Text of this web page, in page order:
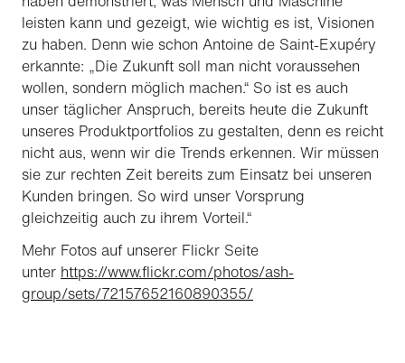
leisten kann und gezeigt, wie wichtig es ist, Visionen
zu haben. Denn wie schon Antoine de Saint-Exupéry
erkannte: „Die Zukunft soll man nicht voraussehen
wollen, sondern möglich machen.“ So ist es auch
unser täglicher Anspruch, bereits heute die Zukunft
unseres Produktportfolios zu gestalten, denn es reicht
nicht aus, wenn wir die Trends erkennen. Wir müssen
sie zur rechten Zeit bereits zum Einsatz bei unseren
Kunden bringen. So wird unser Vorsprung
gleichzeitig auch zu ihrem Vorteil.“
Mehr Fotos auf unserer Flickr Seite
unter https://www.flickr.com/photos/ash-
group/sets/72157652160890355/